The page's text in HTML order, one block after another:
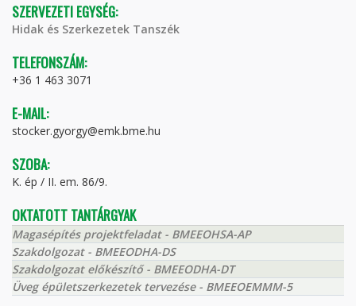
SZERVEZETI EGYSÉG:
Hidak és Szerkezetek Tanszék
TELEFONSZÁM:
+36 1 463 3071
E-MAIL:
stocker.gyorgy@emk.bme.hu
SZOBA:
K. ép / II. em. 86/9.
OKTATOTT TANTÁRGYAK
Magasépítés projektfeladat - BMEEOHSA-AP
Szakdolgozat - BMEEODHA-DS
Szakdolgozat előkészítő - BMEEODHA-DT
Üveg épületszerkezetek tervezése - BMEEOEMMM-5